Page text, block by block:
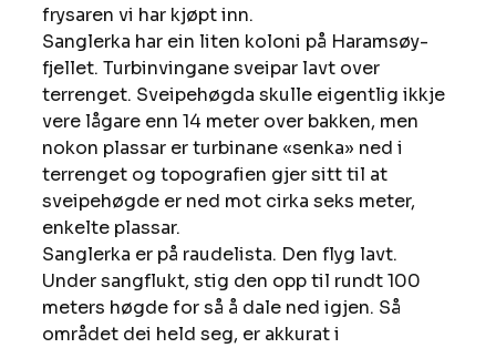
frysaren vi har kjøpt inn.
Sanglerka har ein liten koloni på Haramsøy-
fjellet. Turbinvingane sveipar lavt over
terrenget. Sveipehøgda skulle eigentlig ikkje
vere lågare enn 14 meter over bakken, men
nokon plassar er turbinane «senka» ned i
terrenget og topografien gjer sitt til at
sveipehøgde er ned mot cirka seks meter,
enkelte plassar.
Sanglerka er på raudelista. Den flyg lavt.
Under sangflukt, stig den opp til rundt 100
meters høgde for så å dale ned igjen. Så
området dei held seg, er akkurat i